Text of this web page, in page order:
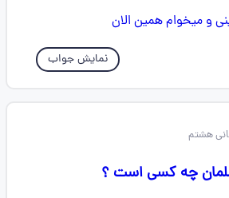
نمایش جواب
چه کسی است ؟